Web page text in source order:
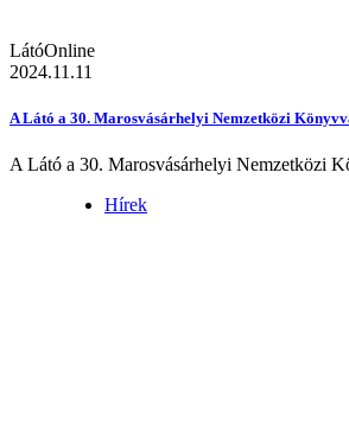
LátóOnline
2024.11.11
A Látó a 30. Marosvásárhelyi Nemzetközi
A Látó a 30. Marosvásárhelyi Nemzetközi
Hírek